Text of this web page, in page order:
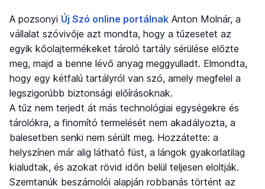
A pozsonyi Új Szó online portálnak Anton Molnár, a
vállalat szóvivője azt mondta, hogy a tűzesetet az
egyik kőolajtermékeket tároló tartály sérülése előzte
meg, majd a benne lévő anyag meggyulladt. Elmondta,
hogy egy kétfalú tartályról van szó, amely megfelel a
legszigorúbb biztonsági előírásoknak.
A tűz nem terjedt át más technológiai egységekre és
tárolókra, a finomító termelését nem akadályozta, a
balesetben senki nem sérült meg. Hozzátette: a
helyszínen már alig látható füst, a lángok gyakorlatilag
kialudtak, és azokat rövid időn belül teljesen eloltják.
Szemtanúk beszámolói alapján robbanás történt az